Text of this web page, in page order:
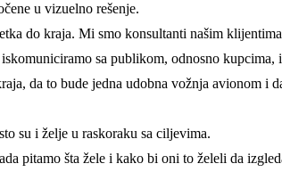
u vizuelno rešenje.
do kraja. Mi smo konsultanti našim
sa publikom, odnosno kupcima,
da to bude jedna udobna vožnja avionom i
su i želje u raskoraku sa ciljevima.
pitamo šta žele i kako bi oni to želeli da